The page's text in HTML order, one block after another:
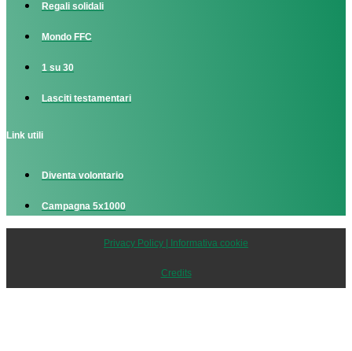
Regali solidali
Mondo FFC
1 su 30
Lasciti testamentari
Link utili
Diventa volontario
Campagna 5x1000
Privacy Policy | Informativa cookie
Credits